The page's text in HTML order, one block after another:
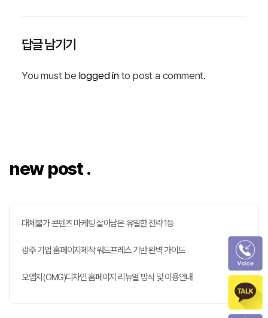
답글 남기기
You must be logged into post a comment.
new post .
대체불가 콘텐츠 마케팅 살아남은 유일한 전략 1등
광주 기업 홈페이지제작 워드프레스 기반 완벽 가이드
오엠지(OMG)디자인 홈페이지 리뉴얼 방식 및 이용안내